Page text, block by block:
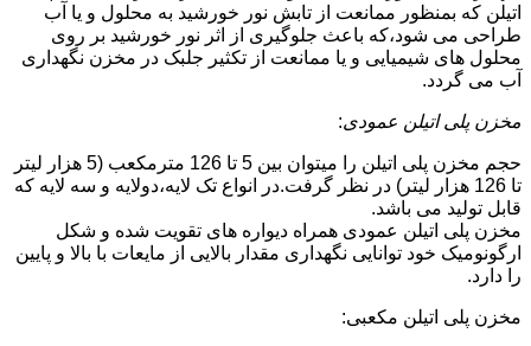
اتیلن که بمنظور ممانعت از تابش نور خورشید به محلول و یا آب
طراحی می شود،که باعث جلوگیری از اثر نور خورشید بر روی
محلول های شیمیایی و یا ممانعت از تکثیر جلبک در مخزن نگهداری
آب می گردد.
مخزن پلی اتیلن عمودی:
حجم مخزن پلی اتیلن را میتوان بین 5 تا 126 مترمکعب (5 هزار لیتر
تا 126 هزار لیتر) در نظر گرفت.در انواع تک لایه،دولایه و سه لایه که
قابل تولید می باشد.
مخزن پلی اتیلن عمودی همراه دیواره های تقویت شده و شکل
ارگونومیک خود توانایی نگهداری مقدار بالایی از مایعات با بالا و پایین
را دارد.
مخزن پلی اتیلن مکعبی: